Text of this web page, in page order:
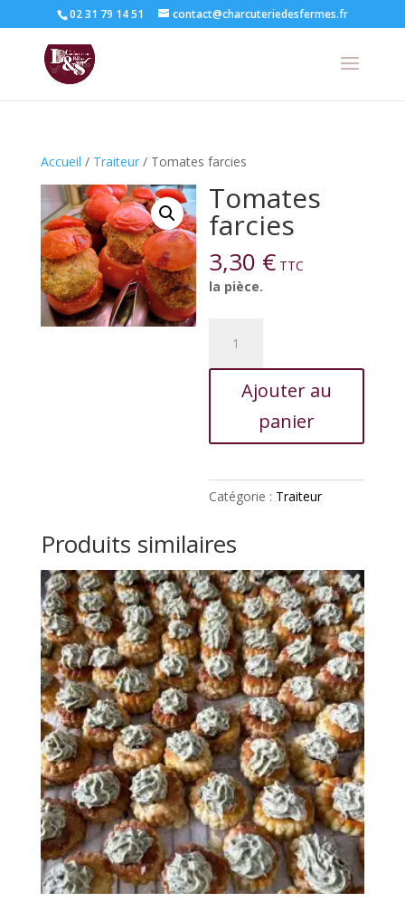
02 31 79 14 51 contact@charcuteriedesfermes.fr
Accueil / Traiteur/ Tomates farcies
Tomates
farcies
3,30 € TTC
la pièce.
Tomates
farciesAjouter au
panier
Catégorie : Traiteur
Produits similaires